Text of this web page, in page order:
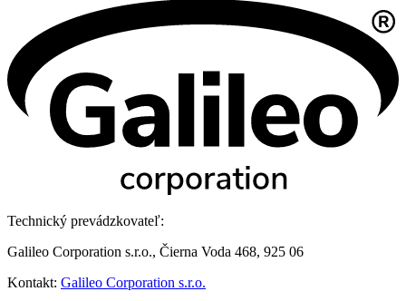
Technický prevádzkovateľ:
Galileo Corporation s.r.o., Čierna Voda 468, 925 06
Kontakt: Galileo Corporation s.r.o.